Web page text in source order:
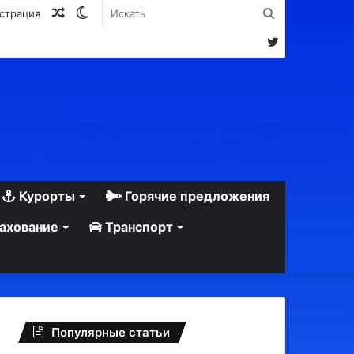
Switch
Случайная
Twitter
Курорты
Горячие предложения
Транспорт
Популярные статьи